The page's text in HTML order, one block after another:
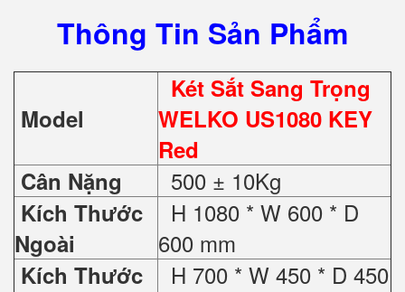
Thông Tin Sản Phẩm
Model
Két Sắt Sang Trọng
WELKO US1080 KEY
Red
Cân Nặng
500 ± 10Kg
Kích Thước
Ngoài
H 1080 * W 600 * D
600 mm
Kích Thước
H 700 * W 450 * D 450